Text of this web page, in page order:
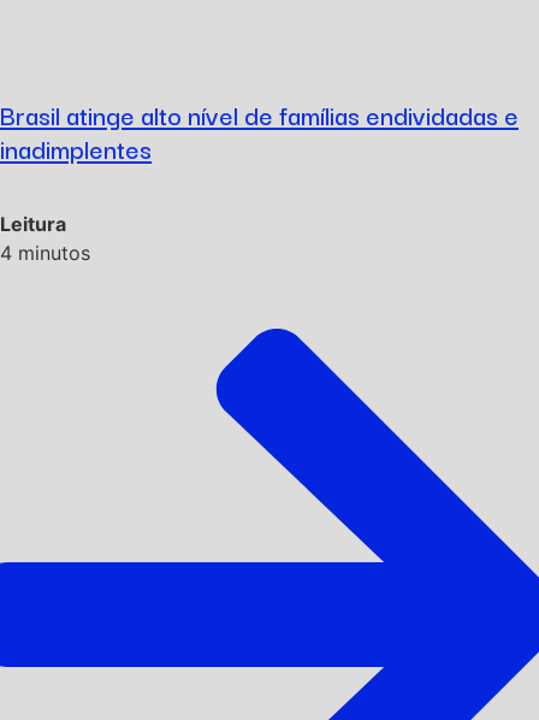
Brasil atinge alto nível de famílias endividadas e
inadimplentes
Leitura
4 minutos